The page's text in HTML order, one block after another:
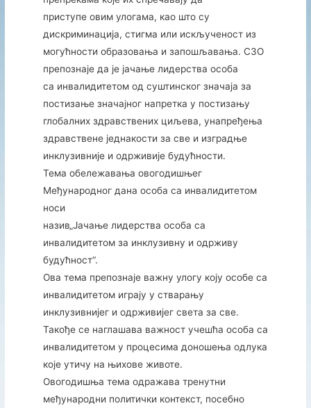
приступе овим улогама, као што су
дискриминација, стигма или искљученост из
могућности образовања и запошљавања. СЗО
препознаје да је јачање лидерства особа
са инвалидитетом од суштинског значаја за
постизање значајног напретка у постизању
глобалних здравствених циљева, унапређења
здравствене једнакости за све и изградње
инклузивније и одрживије будућности.
Тема обележавања овогодишњег
Међународног дана особа са инвалидитетом
носи
назив„Јачање лидерства особа са
инвалидитетом за инклузивну и одрживу
будућност“.
Ова тема препознаје важну улогу коју особе са
инвалидитетом играју у стварању
инклузивнијег и одрживијег света за све.
Такође се наглашава важност учешћа особа са
инвалидитетом у процесима доношења одлука
које утичу на њихове животе.
Овогодишња тема одражава тренутни
међународни политички контекст, посебно